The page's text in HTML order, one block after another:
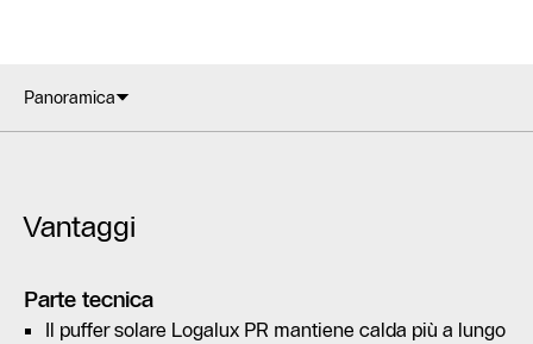
Panoramica
Vantaggi
Parte tecnica
Il puffer solare Logalux PR mantiene calda più a lungo